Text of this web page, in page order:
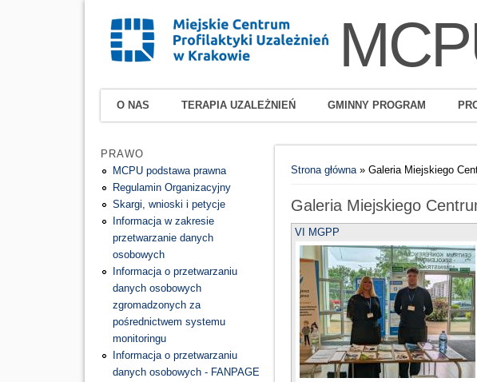
O NAS TERAPIA UZALEŻNIEŃ GMINNY PROGRAM
Strona główna» Galeria Miejskiego
Galeria Miejskiego
VI MGPP
PRAWO
MCPU podstawa prawna
Regulamin Organizacyjny
Skargi, wnioski i petycje
Informacja w zakresie
przetwarzanie danych
osobowych
Informacja o przetwarzaniu
danych osobowych
zgromadzonych za
pośrednictwem systemu
monitoringu
Informacja o przetwarzaniu
danych osobowych - FANPAGE